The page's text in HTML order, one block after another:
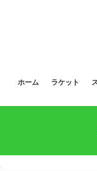
ホーム ラケット